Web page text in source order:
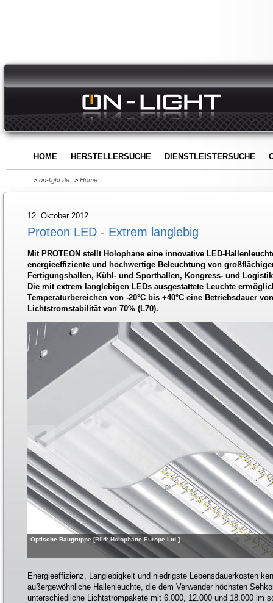
HOME HERSTELLERSUCHE DIENSTLEISTERSUCHE
> on-light.de > Home
12. Oktober 2012
Proteon LED - Extrem langlebig
Mit PROTEON stellt Holophane eine innovative LED-
energieeffiziente und hochwertige Beleuchtung von
Fertigungshallen, Kühl- und Sporthallen, Kongress- und
Die mit extrem langlebigen LEDs ausgestattete Leuchte
Temperaturbereichen von -20°C bis +40°C eine Betriebsdauer
Lichtstromstabilität von 70% (L70).
Optische Baugruppe [Bild: Holophane Europe Ltd.]
Energieeffizienz, Langlebigkeit und niedrigste Lebensdauerkosten
außergewöhnliche Hallenleuchte, die dem Verwender höchsten
unterschiedliche Lichtstrompakete mit 6.000, 12.000 und 18.000 lm